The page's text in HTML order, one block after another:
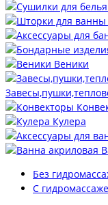
Веники
Кулера
Без
С